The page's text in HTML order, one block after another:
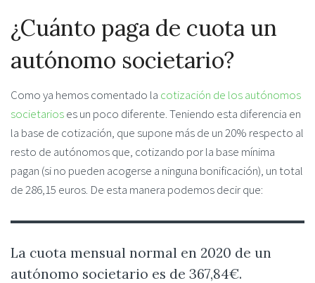
¿Cuánto paga de cuota un
autónomo societario?
Como ya hemos comentado la cotización de los autónomos
societarioses un poco diferente. Teniendo esta diferencia en
la base de cotización, que supone más de un 20% respecto al
resto de autónomos que, cotizando por la base mínima
pagan (si no pueden acogerse a ninguna bonificación), un total
de 286,15 euros. De esta manera podemos decir que:
La cuota mensual normal en 2020 de un
autónomo societario es de 367,84€.